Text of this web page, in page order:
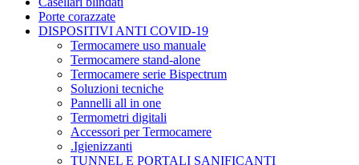
Porte corazzate
DISPOSITIVI ANTI COVID-19
Termocamere uso manuale
Termocamere stand-alone
Termocamere serie Bispectrum
Soluzioni tecniche
Pannelli all in one
Termometri digitali
Accessori per Termocamere
.Igienizzanti
TUNNEL E PORTALI SANIFICANTI